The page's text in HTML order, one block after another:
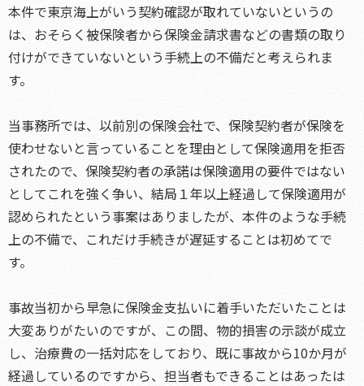
本件で東京海上がいう契約確認が取れていないというの
は、おそらく被保険者から保険金請求書などの書類の取り
付けができていないという手続上の不備だと考えられま
す。
当事務所では、以前別の保険会社で、保険契約者が保険を
使わせないと言っていることを理由として保険適用を拒否
されたので、保険契約者の承諾は保険適用の要件ではない
としてこれを強く争い、結局１年以上経過して保険適用が
認められたという事案はありましたが、本件のような手続
上の不備で、これだけ手続きが遅延することは初めてで
す。
事故当初から早急に保険金支払いに着手いただいたことは
大変ありがたいのですが、この間、物的損害の示談が成立
し、治療費の一括対応をしており、既に事故から10か月が
経過しているのですから、担当者もできることはあったは